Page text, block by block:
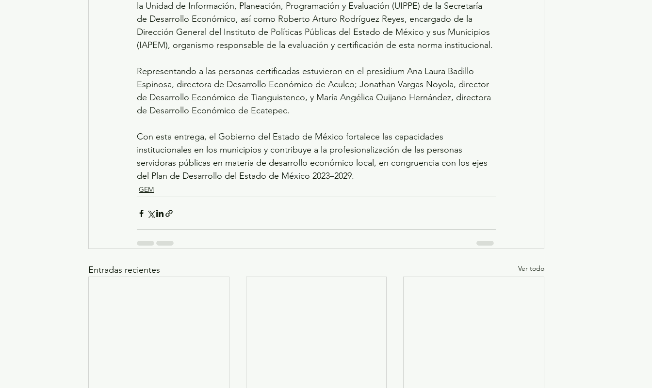
la Unidad de Información, Planeación, Programación y Evaluación (UIPPE) de la Secretaría
de Desarrollo Económico, así como Roberto Arturo Rodríguez Reyes, encargado de la
Dirección General del Instituto de Políticas Públicas del Estado de México y sus Municipios
(IAPEM), organismo responsable de la evaluación y certificación de esta norma institucional.
Representando a las personas certificadas estuvieron en el presídium Ana Laura Badillo
Espinosa, directora de Desarrollo Económico de Aculco; Jonathan Vargas Noyola, director
de Desarrollo Económico de Tianguistenco, y María Angélica Quijano Hernández, directora
de Desarrollo Económico de Ecatepec.
Con esta entrega, el Gobierno del Estado de México fortalece las capacidades
institucionales en los municipios y contribuye a la profesionalización de las personas
servidoras públicas en materia de desarrollo económico local, en congruencia con los ejes
del Plan de Desarrollo del Estado de México 2023–2029.
GEM
Entradas recientes Ver todo